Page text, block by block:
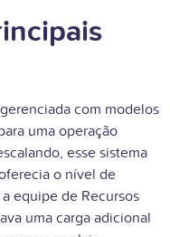
com modelos
uma operação
esse sistema
o nível de
equipe de Recursos
uma carga adicional